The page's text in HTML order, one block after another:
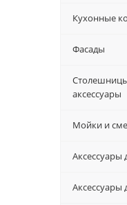
Кухонные
Фасады
аксессуары
Мойки и
Аксессуары
Аксессуары